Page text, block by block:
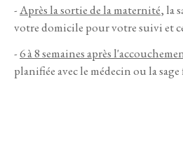
-Après la sortie de la maternité, la
votre domicile pour votre suivi et
-6 à 8 semaines après
planifiée avec le médecin ou la sage